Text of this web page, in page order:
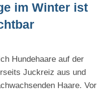
im Winter ist
Hundehaare auf der
Juckreiz aus und
Haare. Vor